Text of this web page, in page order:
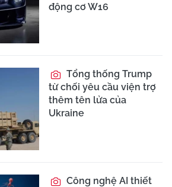
động cơ W16
Tổng thống Trump
từ chối yêu cầu viện trợ
thêm tên lửa của
Ukraine
Công nghệ AI thiết